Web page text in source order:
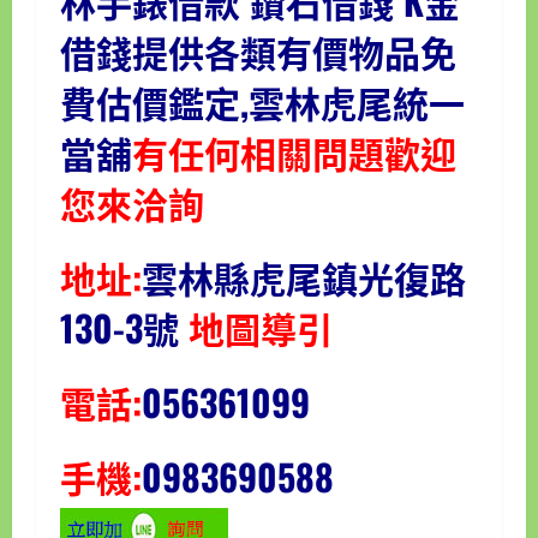
借錢提供各類有價物品免
費估價鑑定,雲林虎尾統一
當舖有任何相關問題歡迎
您來洽詢
地址:雲林縣虎尾鎮光復路
130-3號地圖導引
電話:056361099
手機:0983690588